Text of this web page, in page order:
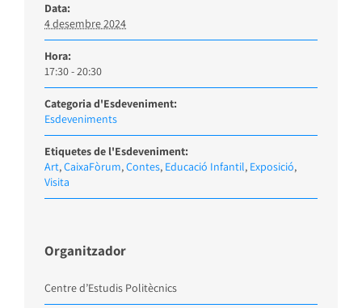
Data:
4 desembre 2024
Hora:
17:30 - 20:30
Categoria d'Esdeveniment:
Esdeveniments
Etiquetes de l'Esdeveniment:
Art,CaixaFòrum,Contes, Educació Infantil, Exposició,
Visita
Organitzador
Centre d’Estudis Politècnics